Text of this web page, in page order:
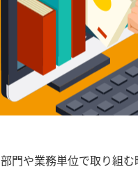
部門や業務単位で取り組